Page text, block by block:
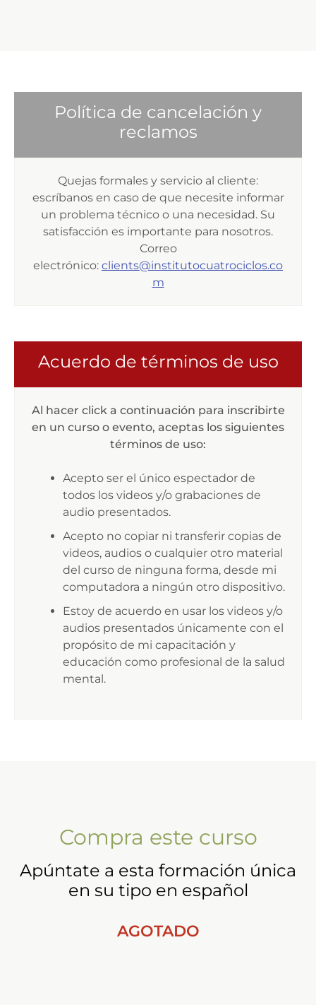
Política de cancelación y
reclamos
Quejas formales y servicio al cliente:
escríbanos en caso de que necesite informar
un problema técnico o una necesidad. Su
satisfacción es importante para nosotros.
Correo
electrónico: clients@institutocuatrociclos.co
m
Acuerdo de términos de uso
Al hacer click a continuación para inscribirte
en un curso o evento, aceptas los siguientes
términos de uso:
Acepto ser el único espectador de
todos los videos y/o grabaciones de
audio presentados.
Acepto no copiar ni transferir copias de
videos, audios o cualquier otro material
del curso de ninguna forma, desde mi
computadora a ningún otro dispositivo.
Estoy de acuerdo en usar los videos y/o
audios presentados únicamente con el
propósito de mi capacitación y
educación como profesional de la salud
mental.
Compra este curso
Apúntate a esta formación única
en su tipo en español
AGOTADO